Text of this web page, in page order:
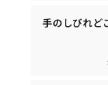
手のしびれど